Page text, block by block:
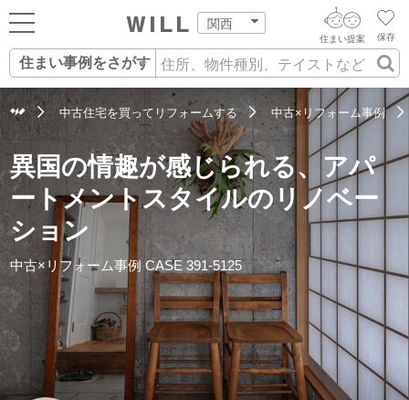
関西
ログイン
新規会員登録
住まいをさがす
住まいを売る
住まいをつくる
町を知る
店舗案内
保存
住まい提案
住まい事例をさがす
住まいをさがす
自宅の相場をみる
住まい事例をさが
街・施設をさがす
営業所をさがす
スタッフをさがす
AIウィルくんの提案
AI住まい提案を受ける
AI査定・チャット相談する
不動産エージェントの提案
価格査定を依頼する
相場データを依頼する
中古住宅を買ってリフォームする 中古×リフォーム事例
異国の情趣が感じられる、アパ
ートメントスタイルのリノベー
ション
中古×リフォーム事例CASE 391-5125